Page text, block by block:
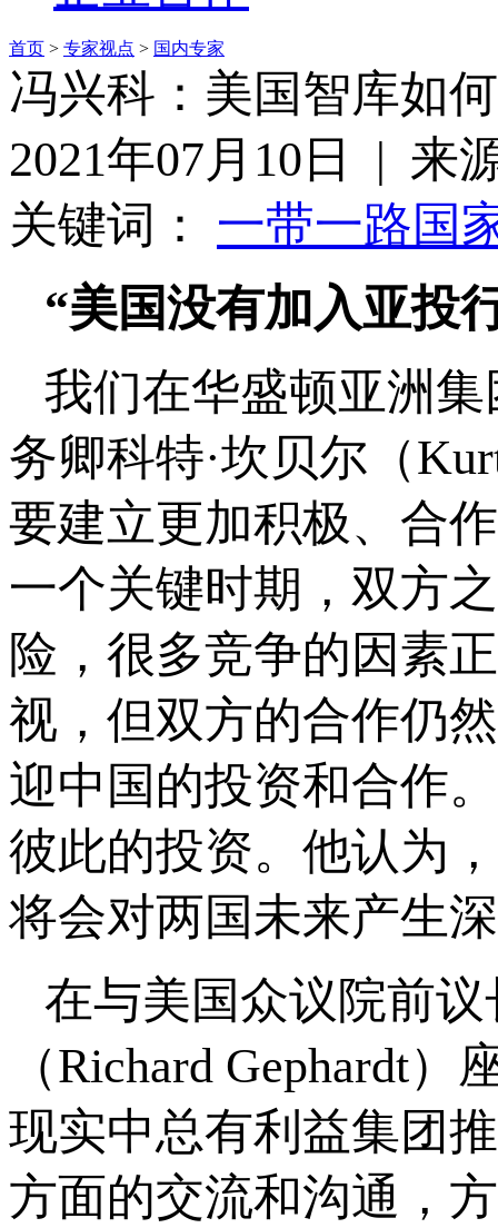
首页 > 专家视点 > 国内专家
冯兴科：美国智库如
2021年07月10日 | 来
关键词： 一带一路 国
“美国没有加入亚投
我们在华盛顿亚洲
务卿科特·坎贝尔（
要建立更加积极、合
一个关键时期，双方
险，很多竞争的因素
视，但双方的合作仍
迎中国的投资和合作
彼此的投资。他认为
将会对两国未来产生
在与美国众议院前
（Richard Gephardt
现实中总有利益集团
方面的交流和沟通，